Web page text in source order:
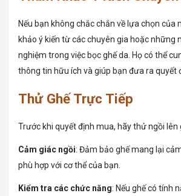
Nếu bạn không chắc chắn về lựa chọn của
khảo ý kiến từ các chuyên gia hoặc những
nghiệm trong việc bọc ghế da. Họ có thể
thông tin hữu ích và giúp bạn đưa ra quyết
Thử Ghế Trực Tiếp
Trước khi quyết định mua, hãy thử ngồi lên
Cảm giác ngồi: Đảm bảo ghế mang lại
phù hợp với cơ thể của bạn.
Kiểm tra các chức năng: Nếu ghế có tính